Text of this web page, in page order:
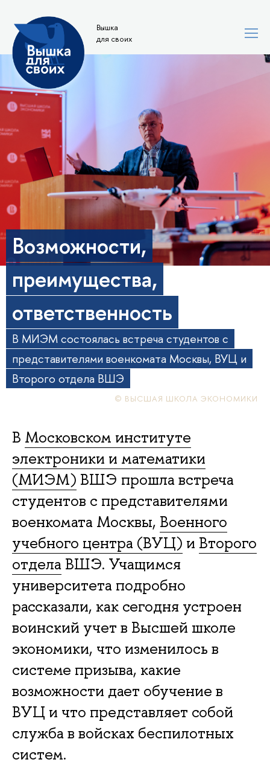
Вышка
для своих
Возможности,
преимущества,
ответственность
В МИЭМ состоялась встреча студентов с
представителями военкомата Москвы, ВУЦ и
Второго отдела ВШЭ
© ВЫСШАЯ ШКОЛА ЭКОНОМИКИ
В Московском институте
электроники и математики
(МИЭМ) ВШЭ прошла встреча
студентов с представителями
военкомата Москвы, Военного
учебного центра (ВУЦ) и Второго
отдела ВШЭ. Учащимся
университета подробно
рассказали, как сегодня устроен
воинский учет в Высшей школе
экономики, что изменилось в
системе призыва, какие
возможности дает обучение в
ВУЦ и что представляет собой
служба в войсках беспилотных
систем.